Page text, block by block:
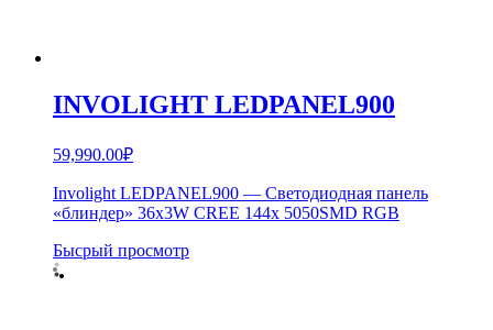
INVOLIGHT LEDPANEL900
59,990.00₽
Involight LEDPANEL900 — Светодиодная панель
«блиндер» 36x3W CREE 144x 5050SMD RGB
Бысрый просмотр